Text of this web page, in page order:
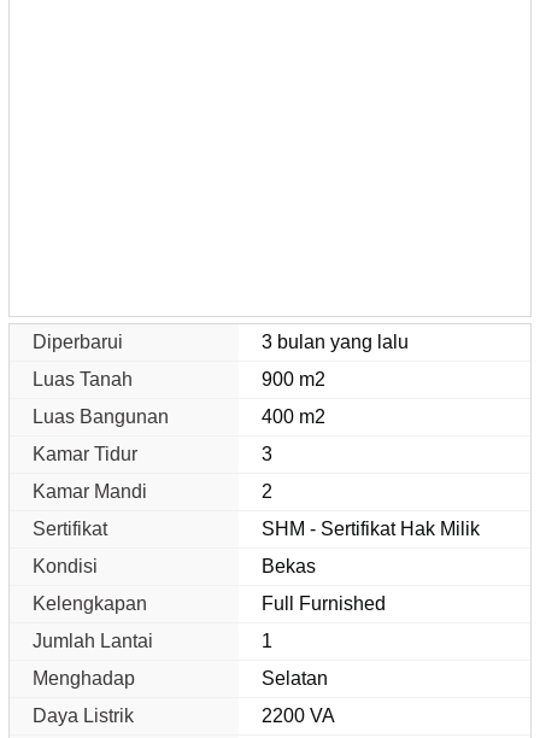
Diperbarui
3 bulan yang lalu
Luas Tanah
900 m2
Luas Bangunan
400 m2
Kamar Tidur
3
Kamar Mandi
2
Sertifikat
SHM - Sertifikat Hak Milik
Kondisi
Bekas
Kelengkapan
Full Furnished
Jumlah Lantai
1
Menghadap
Selatan
Daya Listrik
2200 VA